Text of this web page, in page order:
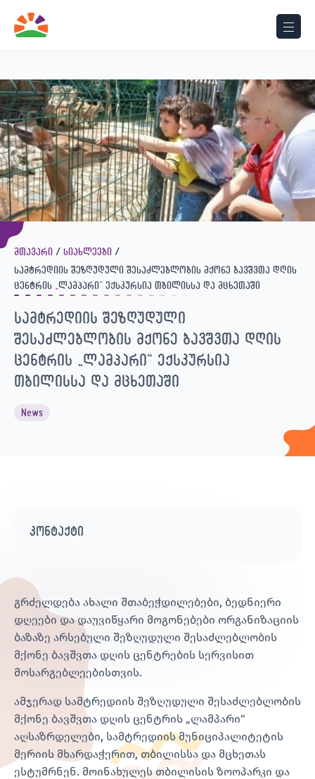
მთავარი
სიახლეები
სამტრედიის შეზღუდული შესაძლებლობის მქონე ბავშვთა დღის
ცენტრის „ლამპარი“ ექსკურსია თბილისსა და მცხეთაში
სამტრედიის შეზღუდული
შესაძლებლობის მქონე ბავშვთა დღის
ცენტრის „ლამპარი“ ექსკურსია
თბილისსა და მცხეთაში
News
კონტაქტი
გრძელდება ახალი შთაბეჭდილებები, ბედნიერი
დღეები და დაუვიწყარი მოგონებები ორგანიზაციის
ბაზაზე არსებული შეზღუდული შესაძლებლობის
მქონე ბავშვთა დღის ცენტრების სერვისით
მოსარგებლეებისთვის.
ამჯერად სამტრედიის შეზღუდული შესაძლებლობის
მქონე ბავშვთა დღის ცენტრის „ლამპარი“
აღსაზრდელები, სამტრედიის მუნიციპალიტეტის
მერიის მხარდაჭერით, თბილისსა და მცხეთას
ესტუმრნენ. მოინახულეს თბილისის ზოოპარკი და